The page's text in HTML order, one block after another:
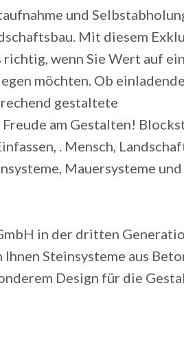
und
Mit diesem
wenn Sie Wert auf ein
möchten. Ob einladende
gestaltete
am Gestalten!
. Mensch,
Mauersysteme und
in der dritten
Steinsysteme aus
Design für die